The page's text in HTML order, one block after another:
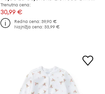
Trenutna cena:
30,99 €
Redna cena:39,90 €
Najnižja cena:33,99 €